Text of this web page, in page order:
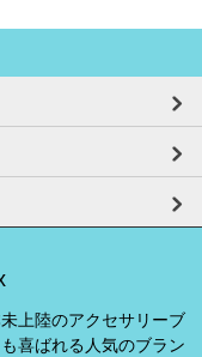
上陸のアクセサリーブ
喜ばれる人気のブラン